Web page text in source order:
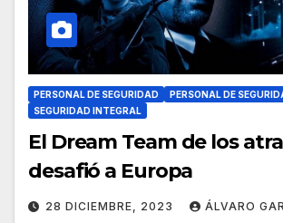
PERSONAL DE SEGURIDAD
PERSONAL DE
SEGURIDAD INTEGRAL
El Dream Team de los
desafió a Europa
28 DICIEMBRE, 2023 ÁLVARO